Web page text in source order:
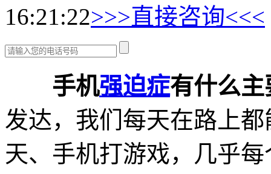
16:21:22>>>直接咨询<<<
手机强迫症有什么主
发达，我们每天在路上
天、手机打游戏，几乎